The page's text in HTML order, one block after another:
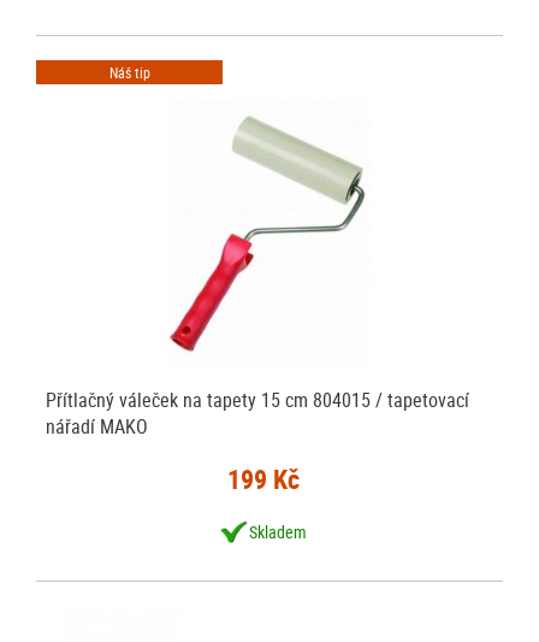
Náš tip
Přítlačný váleček na tapety 15 cm 804015 / tapetovací
nářadí MAKO
199 Kč
Skladem